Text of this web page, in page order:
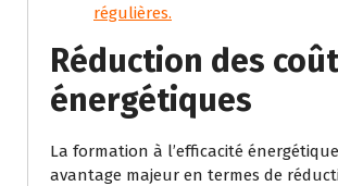
régulières.
Réduction des
énergétiques
La formation à l’efficacité
avantage majeur en termes de